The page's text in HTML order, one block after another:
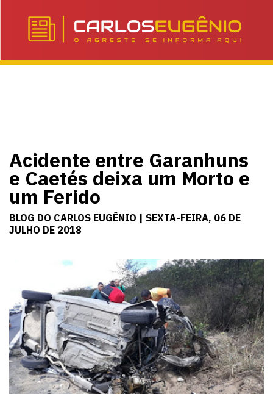
Acidente entre Garanhuns
e Caetés deixa um Morto e
um Ferido
BLOG DO CARLOS EUGÊNIO | SEXTA-FEIRA, 06 DE
JULHO DE 2018